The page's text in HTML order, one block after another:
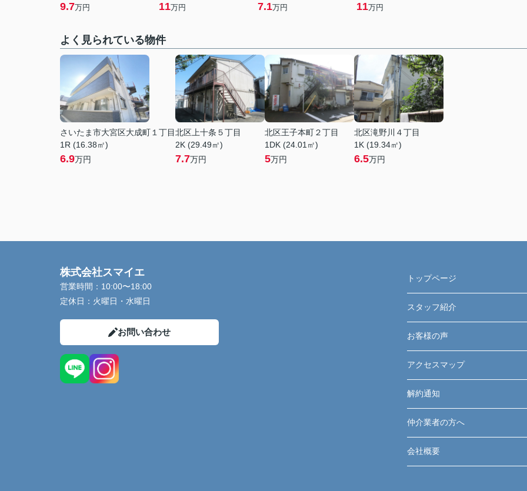
9.7万円 11万円 7.1万円 11万円
よく見られている物件
さいたま市大宮区大成町１丁目
1R (16.38㎡)
6.9万円
北区上十条５丁目
2K (29.49㎡)
7.7万円
北区王子本町２丁目
1DK (24.01㎡)
5万円
北区滝野川４丁目
1K (19.34㎡)
6.5万円
株式会社スマイエ
営業時間： 10:00〜18:00
定休日： 火曜日・水曜日
お問い合わせ
トップページ
スタッフ紹介
お客様の声
アクセスマップ
解約通知
仲介業者の方へ
会社概要